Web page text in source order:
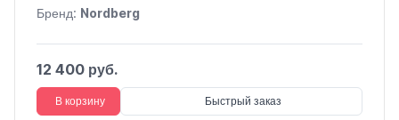
Бренд: Nordberg
12 400 руб.
В корзину Быстрый заказ